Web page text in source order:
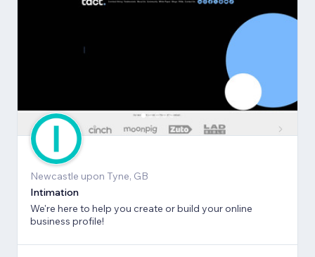
Newcastle upon Tyne, GB
Intimation
We're here to help you create or build your online
business profile!